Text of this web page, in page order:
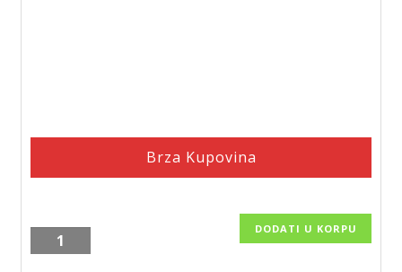
Brza Kupovina
Tuš
crevo
DODATI U KORPU